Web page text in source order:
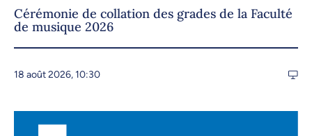
Cérémonie de collation des grades de la Faculté
de musique 2026
18 août 2026, 10:30